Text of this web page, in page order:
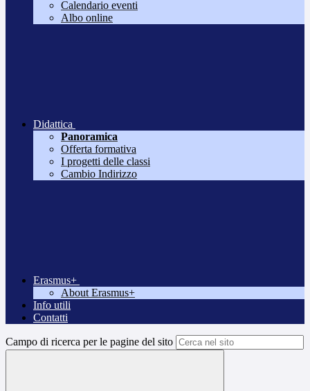
Calendario eventi
Albo online
Didattica
Panoramica
Offerta formativa
I progetti delle classi
Cambio Indirizzo
Erasmus+
About Erasmus+
Info utili
Contatti
Campo di ricerca per le pagine del sito